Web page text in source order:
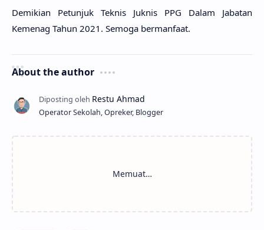
Demikian Petunjuk Teknis Juknis PPG Dalam Jabatan
Kemenag Tahun 2021. Semoga bermanfaat.
About the author
Operator Sekolah, Opreker, Blogger